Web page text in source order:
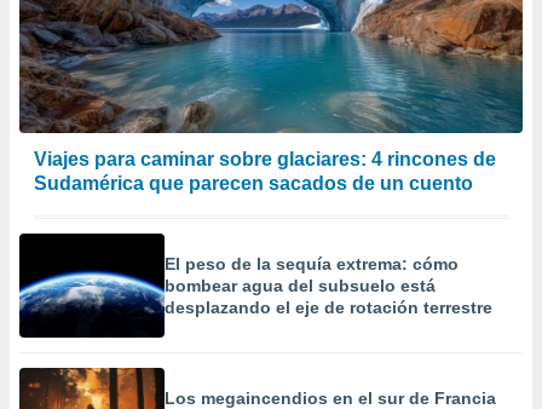
Viajes para caminar sobre glaciares: 4 rincones de
Sudamérica que parecen sacados de un cuento
El peso de la sequía extrema: cómo
bombear agua del subsuelo está
desplazando el eje de rotación terrestre
Los megaincendios en el sur de Francia